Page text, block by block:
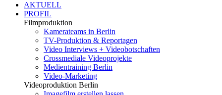
AKTUELL
PROFIL
Filmproduktion
Kamerateams in Berlin
TV-Produktion & Reportagen
Video Interviews + Videobotschaften
Crossmediale Videoprojekte
Medientraining Berlin
Video-Marketing
Videoproduktion Berlin